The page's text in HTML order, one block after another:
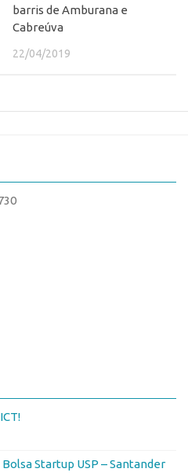
barris de Amburana e
Cabreúva
22/04/2019
Startup USP – Santander